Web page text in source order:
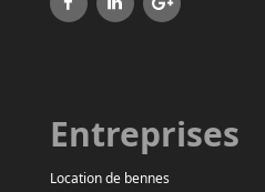
Entreprises
Location de bennes